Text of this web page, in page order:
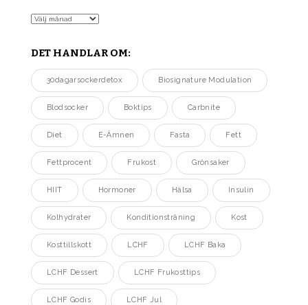
Arkiv
DET HANDLAR OM:
30dagarsockerdetox Biosignature Modulation
Blodsocker Boktips Carbnite
Diet E-Ämnen Fasta Fett
Fettprocent Frukost Grönsaker
HIIT Hormoner Hälsa Insulin
Kolhydrater Konditionsträning Kost
Kosttillskott LCHF LCHF Baka
LCHF Dessert LCHF Frukosttips
LCHF Godis LCHF Jul